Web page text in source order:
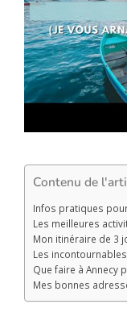
Contenu de
Infos pratiques
Les meilleures
Mon itinéraire de 3
Les
Que faire à Annecy
Mes bonnes